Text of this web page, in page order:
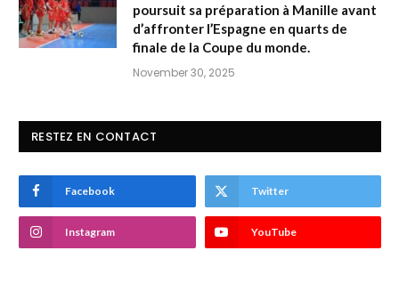
poursuit sa préparation à Manille avant
d’affronter l’Espagne en quarts de
finale de la Coupe du monde.
November 30, 2025
RESTEZ EN CONTACT
Facebook Twitter
Instagram YouTube